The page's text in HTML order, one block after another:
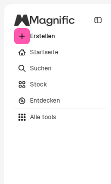
Erstellen
Startseite
Suchen
Stock
Entdecken
Alle tools